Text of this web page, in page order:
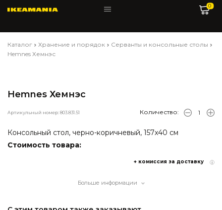
0
Каталог Хранение и порядок
Серванты и консольные столы
Hemnes Хемнэс
Hemnes Хемнэс
Артикульный номер: 803.831.51 Количество:
Консольный стол, черно-коричневый, 157x40 см
Стоимость товара:
+ комиссия за доставку
Больше информации